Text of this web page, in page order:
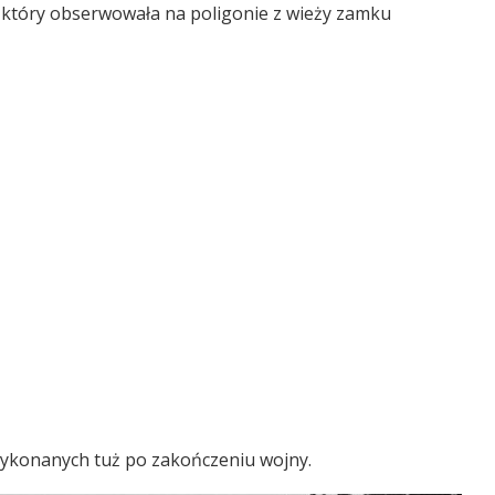
obserwowała na poligonie z wieży zamku
tuż po zakończeniu wojny.